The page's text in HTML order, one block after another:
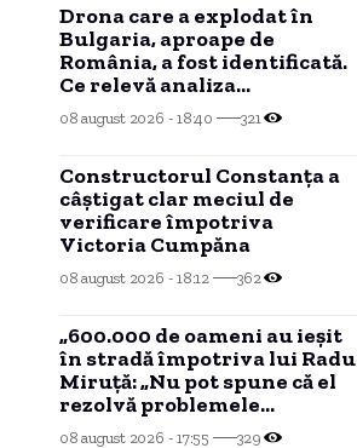
Drona care a explodat în
Bulgaria, aproape de
România, a fost identificată.
Ce relevă analiza
preliminară a epavei
08 august 2026 - 18:40 321
Constructorul Constanța a
câștigat clar meciul de
verificare împotriva
Victoria Cumpăna
08 august 2026 - 18:12 362
„600.000 de oameni au ieșit
în stradă împotriva lui Radu
Miruță: „Nu pot spune că el
rezolvă problemele
românilor””
08 august 2026 - 17:55 329